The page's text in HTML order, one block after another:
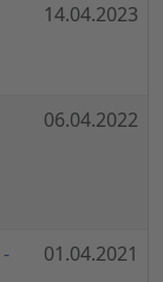
14.04.2023
06.04.2022
-
01.04.2021